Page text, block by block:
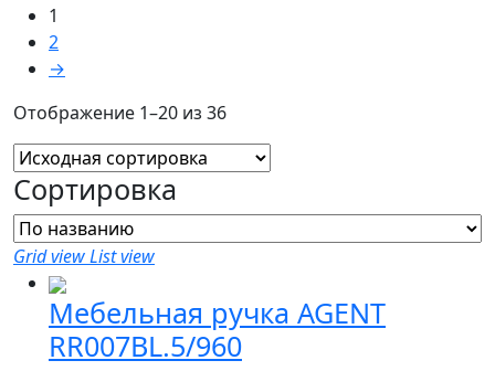
1
2
→
Отображение 1–20 из 36
Сортировка
Grid viewList view
Мебельная ручка AGENT
RR007BL.5/960